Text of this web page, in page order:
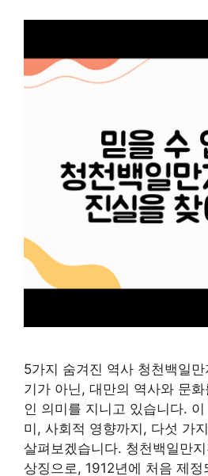
5가지 숨겨진 역사 청천백일
기가 아닌, 대만의 역사와 문
인 의미를 지니고 있습니다.
미, 사회적 영향까지, 다섯 가
살펴보겠습니다. 청천백일만
상징으로, 1912년에 처음 제